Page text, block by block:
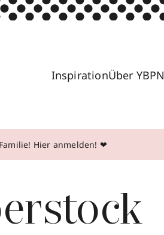
InspirationÜber YBPN
Hier anmelden! ❤